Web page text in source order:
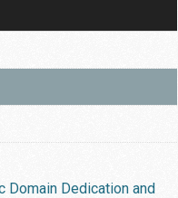
Domain Dedication and